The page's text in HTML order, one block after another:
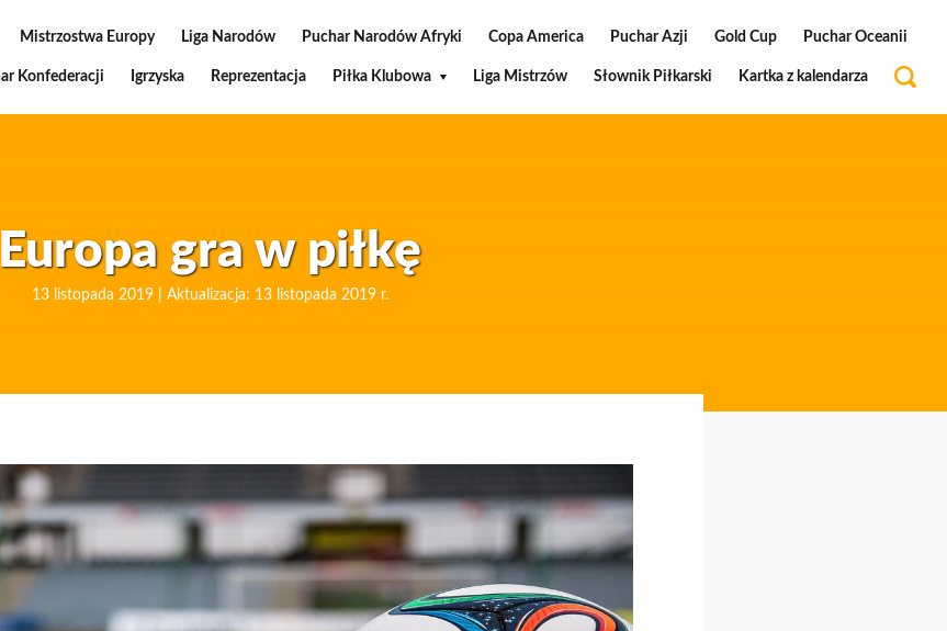
Mistrzostwa Europy Liga Narodów Puchar Narodów Afryki Copa America Puchar Azji Gold Cup Puchar Oceanii
Konfederacji Igrzyska Reprezentacja Piłka Klubowa Liga Mistrzów Słownik Piłkarski Kartka z kalendarza
Europa gra w piłkę
13 listopada 2019 | Aktualizacja: 13 listopada 2019 r.